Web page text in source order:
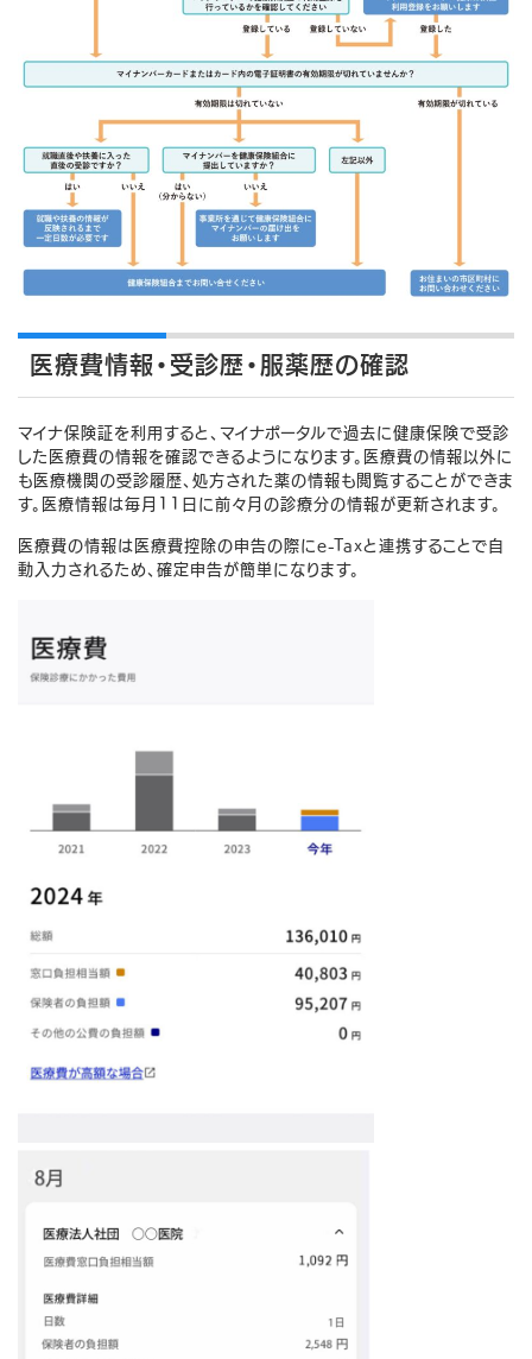
医療費情報・受診歴・服薬歴の確認
マイナ保険証を利用すると、マイナポータルで過去に健康保険で受診
した医療費の情報を確認できるようになります。医療費の情報以外に
も医療機関の受診履歴、処方された薬の情報も閲覧することができま
す。医療情報は毎月11日に前々月の診療分の情報が更新されます。
医療費の情報は医療費控除の申告の際にe-Taxと連携することで自
動入力されるため、確定申告が簡単になります。